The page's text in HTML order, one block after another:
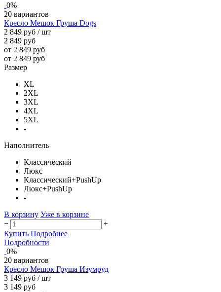
0%
20 вариантов
Кресло Мешок Груша Dogs
2 849 руб / шт
2 849 руб
от 2 849 руб
от 2 849 руб
Размер
XL
2XL
3XL
4XL
5XL
-
Наполнитель
Классический
Люкс
Классический+PushUp
Люкс+PushUp
-
В корзину Уже в корзине
−
+
Купить Подробнее
Подробности
0%
20 вариантов
Кресло Мешок Груша Изумруд
3 149 руб / шт
3 149 руб